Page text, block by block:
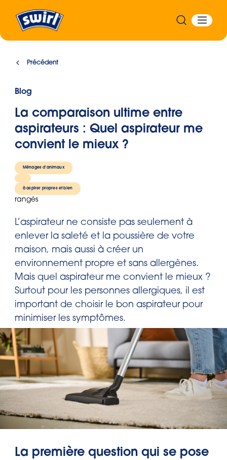
Précédent
Blog
La comparaison ultime entre
aspirateurs : Quel aspirateur me
convient le mieux ?
Ménages d’animaux
à aspirer propres et bien
rangés
L’aspirateur ne consiste pas seulement à
enlever la saleté et la poussière de votre
maison, mais aussi à créer un
environnement propre et sans allergènes.
Mais quel aspirateur me convient le mieux ?
Surtout pour les personnes allergiques, il est
important de choisir le bon aspirateur pour
minimiser les symptômes.
La première question qui se pose